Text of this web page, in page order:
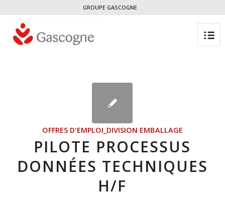
GROUPE GASCOGNE
OFFRES D'EMPLOI_DIVISION EMBALLAGE
PILOTE PROCESSUS
DONNÉES TECHNIQUES
H/F